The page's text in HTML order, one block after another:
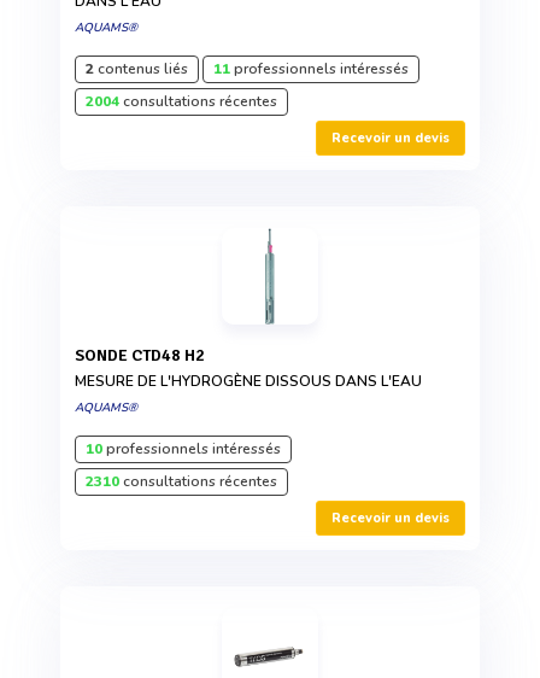
AQUAMS®
2contenus liés 11professionnels intéressés
2004consultations récentes
Recevoir un devis
SONDE CTD48 H2
MESURE DE L'HYDROGÈNE DISSOUS DANS L'EAU
AQUAMS®
10professionnels intéressés
2310consultations récentes
Recevoir un devis